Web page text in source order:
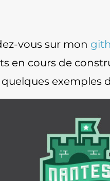
vous sur mon
en cours de
quelques exemples